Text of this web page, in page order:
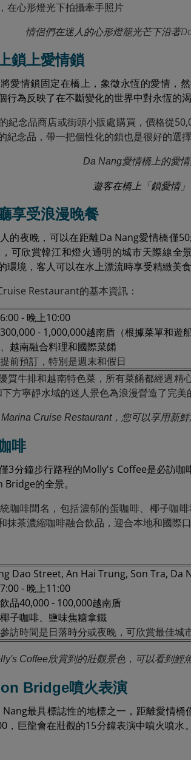
在心形燈光下拍攝牽手照片
情侶們在迷人的心形燈籠光芒下沿著
鎖上愛情鎖
愛情鎖固定在橋上，象徵永恆的愛情
行為反映了在不斷變化的世界中對永恆的
紀念品商店或街頭小販處購買，價格從
紀念品，帶一把個性化的鎖也是很好的選擇
Da Nang愛情橋上的愛情
遊客在橋上「鎖愛情」
享受浪漫晚餐
的夜晚，可以在距離Da Nang愛情橋僅
可欣賞韓江和燈火通明的城市天際線
環境，客人可以在水上漂流時享受精緻美食
Restaurant的基本資訊：
6:00 - 晚上10:00
300,000 - 1,000,000越南盾（根據菜單和遊
越南融合料理和國際菜餚
提前預訂，特別是週末和假日
質牛排和越南特色菜，所有菜餚都經過
方寧靜水域的迷人景色為浪漫營造了完美
Cruise Restaurant，您可以享用新
啡
3分鐘步行路程的Molly's Coffee是必訪咖
的全景。
咖啡聞名，包括濃郁的蛋咖啡、椰子咖
抹茶濃縮咖啡融合飲品，迎合本地和國際口
Dao Street, An Hai Trung, Son Tra, Da
7:00 - 晚上11:00
飲品40,000 - 100,000越南盾
子咖啡、鹽味焦糖拿鐵
參訪時間是日落時分或夜晚，可欣賞最佳城
Coffee欣賞到的壯觀景色，可以看到鯉
Bridge噴火表演
最具標誌性的地標之一，距離愛情橋
，巨龍會在壯觀的15分鐘表演中噴火噴